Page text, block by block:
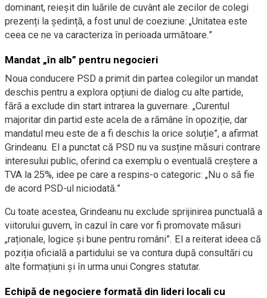
dominant, reieșit din luările de cuvânt ale zecilor de colegi
prezenți la ședință, a fost unul de coeziune: „Unitatea este
ceea ce ne va caracteriza în perioada următoare.”
Mandat „în alb” pentru negocieri
Noua conducere PSD a primit din partea colegilor un mandat
deschis pentru a explora opțiuni de dialog cu alte partide,
fără a exclude din start intrarea la guvernare. „Curentul
majoritar din partid este acela de a rămâne în opoziție, dar
mandatul meu este de a fi deschis la orice soluție”, a afirmat
Grindeanu. El a punctat că PSD nu va susține măsuri contrare
interesului public, oferind ca exemplu o eventuală creștere a
TVA la 25%, idee pe care a respins-o categoric: „Nu o să fie
de acord PSD-ul niciodată.”
Cu toate acestea, Grindeanu nu exclude sprijinirea punctuală a
viitorului guvern, în cazul în care vor fi promovate măsuri
„raționale, logice și bune pentru români”. El a reiterat ideea că
poziția oficială a partidului se va contura după consultări cu
alte formațiuni și în urma unui Congres statutar.
Echipă de negociere formată din lideri locali cu